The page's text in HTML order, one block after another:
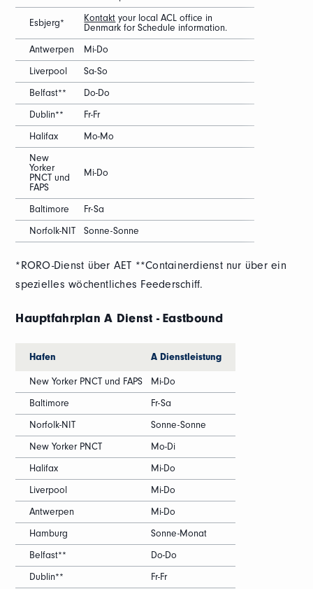
Esbjerg* Kontakt your local ACL office in
Denmark for Schedule information.
Antwerpen
Mi-Do
Liverpool
Sa-So
Belfast**
Do-Do
Dublin**
Fr-Fr
Halifax
Mo-Mo
New
Yorker
PNCT und
FAPS
Mi-Do
Baltimore
Fr-Sa
Norfolk-NIT
Sonne-Sonne
*RORO-Dienst über AET **Containerdienst nur über ein
spezielles wöchentliches Feederschiff.
Hauptfahrplan A Dienst - Eastbound
Hafen A Dienstleistung
New Yorker PNCT und FAPS
Mi-Do
Baltimore
Fr-Sa
Norfolk-NIT
Sonne-Sonne
New Yorker PNCT
Mo-Di
Halifax
Mi-Do
Liverpool
Mi-Do
Antwerpen
Mi-Do
Hamburg
Sonne-Monat
Belfast**
Do-Do
Dublin**
Fr-Fr